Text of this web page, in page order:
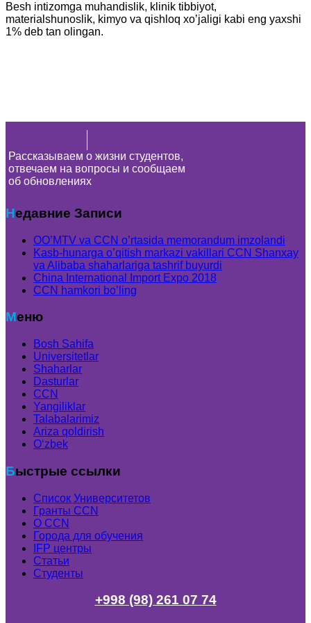
Besh intizomga muhandislik, klinik tibbiyot,
materialshunoslik, kimyo va qishloq xo’jaligi kabi eng yaxshi
1% deb tan olingan.
Рассказываем о жизни студентов,
отвечаем на вопросы и сообщаем
об обновлениях
Недавние Записи
OO’MTV va CCN o’rtasida memorandum imzolandi
Kasb-hunarga o’qitish markazi vakillari CCN Shanxay
va Alibaba shaharlariga tashrif buyurdi
China International Import Expo 2018
CCN hamkori bo’ling
Меню
Bosh Sahifa
Universitetlar
Shaharlar
Dasturlar
CCN
Yangiliklar
Talabalarimiz
Ariza qoldirish
Oʻzbek
Быстрые ссылки
Список Университетов
Гранты ССN
О ССN
Города для обучения
IFP центры
Статьи
Студенты
+998 (98) 261 07 74